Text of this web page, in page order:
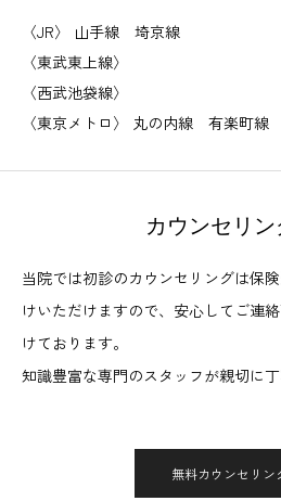
〈JR〉 山手線 埼京線
〈東武東上線〉
〈西武池袋線〉
〈東京メトロ〉 丸の内線 有楽町線
カウンセリン
当院では初診のカウンセリングは保
けいただけますので、安心してご連
けております。
知識豊富な専門のスタッフが親切に丁
無料カウンセリン